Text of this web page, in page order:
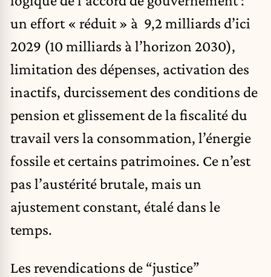
un effort « réduit » à 9,2 milliards d’ici
2029 (10 milliards à l’horizon 2030),
limitation des dépenses, activation des
inactifs, durcissement des conditions de
pension et glissement de la fiscalité du
travail vers la consommation, l’énergie
fossile et certains patrimoines. Ce n’est
pas l’austérité brutale, mais un
ajustement constant, étalé dans le
temps.
Les revendications de “justice”